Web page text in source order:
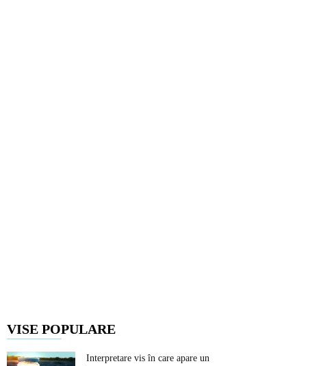
VISE POPULARE
Interpretare vis în care apare un